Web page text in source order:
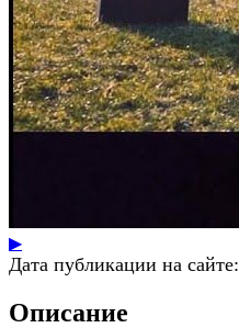
▶
Дата публикации на сайте:
Описание